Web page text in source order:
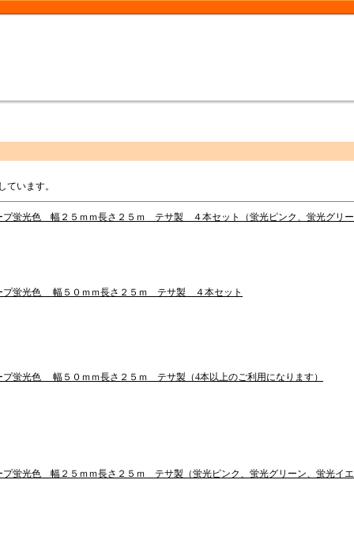
ています。
プ蛍光色 幅２５ｍｍ長さ２５ｍ テサ製 ４本セット（蛍光ピンク、蛍光グリー
プ蛍光色 幅５０ｍｍ長さ２５ｍ テサ製 ４本セット
プ蛍光色 幅５０ｍｍ長さ２５ｍ テサ製（4本以上のご利用になります）
プ蛍光色 幅２５ｍｍ長さ２５ｍ テサ製（蛍光ピンク、蛍光グリーン、蛍光イエ